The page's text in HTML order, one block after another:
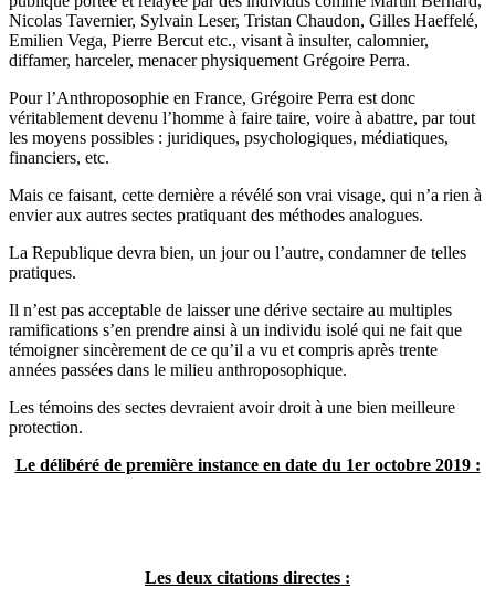
Nicolas Tavernier, Sylvain Leser, Tristan Chaudon, Gilles Haeffelé,
Emilien Vega, Pierre Bercut etc., visant à insulter, calomnier,
diffamer, harceler, menacer physiquement Grégoire Perra.
Pour l’Anthroposophie en France, Grégoire Perra est donc
véritablement devenu l’homme à faire taire, voire à abattre, par tout
les moyens possibles : juridiques, psychologiques, médiatiques,
financiers, etc.
Mais ce faisant, cette dernière a révélé son vrai visage, qui n’a rien à
envier aux autres sectes pratiquant des méthodes analogues.
La Republique devra bien, un jour ou l’autre, condamner de telles
pratiques.
Il n’est pas acceptable de laisser une dérive sectaire au multiples
ramifications s’en prendre ainsi à un individu isolé qui ne fait que
témoigner sincèrement de ce qu’il a vu et compris après trente
années passées dans le milieu anthroposophique.
Les témoins des sectes devraient avoir droit à une bien meilleure
protection.
Le délibéré de première instance en date du 1er octobre 2019 :
Les deux citations directes :